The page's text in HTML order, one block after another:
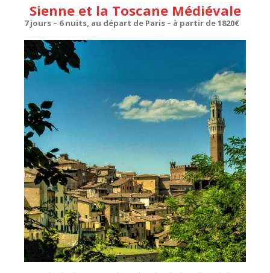
Sienne et la Toscane Médiévale
7 jours – 6 nuits , au départ de Paris – à partir de 1820€